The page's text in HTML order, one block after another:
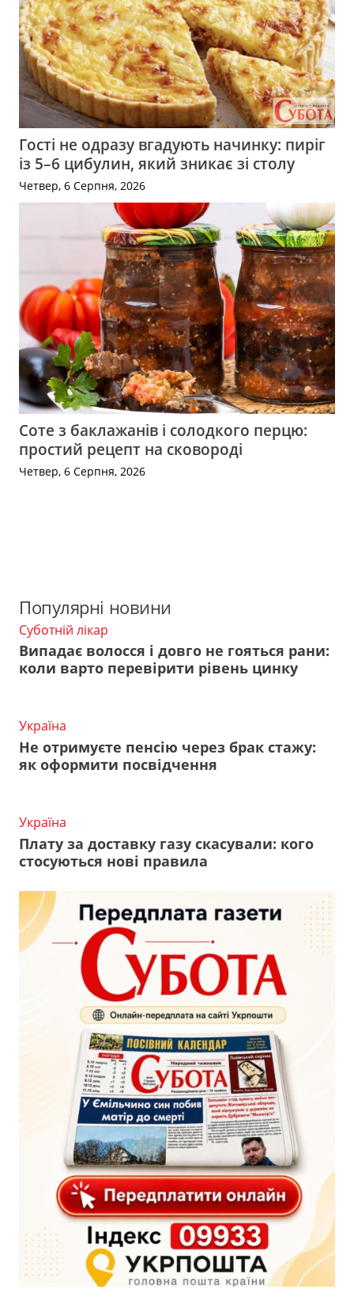
Гості не одразу вгадують начинку: пиріг
із 5–6 цибулин, який зникає зі столу
Четвер, 6 Серпня, 2026
Соте з баклажанів і солодкого перцю:
простий рецепт на сковороді
Четвер, 6 Серпня, 2026
Популярні новини
Суботній лікар
Випадає волосся і довго не гояться рани:
коли варто перевірити рівень цинку
Україна
Не отримуєте пенсію через брак стажу:
як оформити посвідчення
Україна
Плату за доставку газу скасували: кого
стосуються нові правила